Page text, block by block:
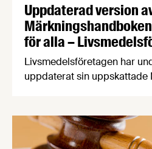
Uppdaterad version
för alla –
Livsmedelsföretagen har
uppdaterat sin uppskattade
som EU beslutar om. Efter
för våra medlemmar en tid